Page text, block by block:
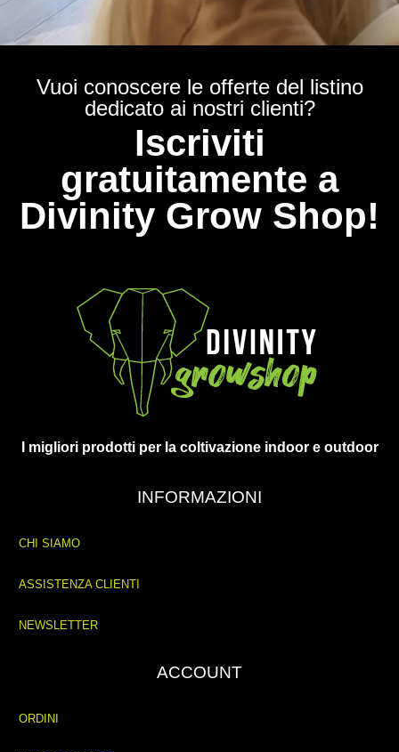
Vuoi conoscere le offerte del listino
dedicato ai nostri clienti?
Iscriviti
gratuitamente a
Divinity Grow Shop!
I migliori prodotti per la coltivazione indoor e outdoor
INFORMAZIONI
CHI SIAMO
ASSISTENZA CLIENTI
NEWSLETTER
ACCOUNT
ORDINI